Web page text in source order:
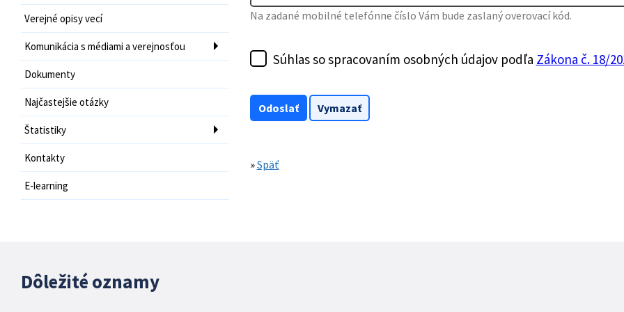
Verejné opisy vecí
Komunikácia s médiami a verejnosťou
Dokumenty
Najčastejšie otázky
Štatistiky
Kontakty
E-learning
Na zadané mobilné telefónne číslo Vám bude zaslaný overovací kód.
Súhlas so spracovaním osobných údajov podľa Zákona č. 18/
»Späť
Dôležité oznamy